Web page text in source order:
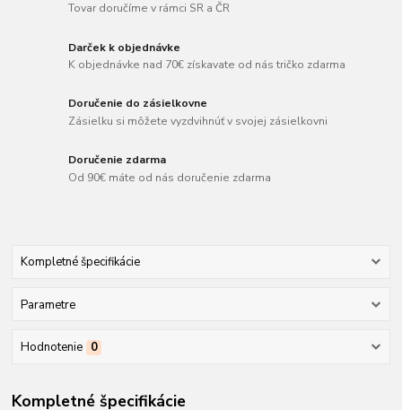
Tovar doručíme v rámci SR a ČR
Darček k objednávke
K objednávke nad 70€ získavate od nás tričko zdarma
Doručenie do zásielkovne
Zásielku si môžete vyzdvihnúť v svojej zásielkovni
Doručenie zdarma
Od 90€ máte od nás doručenie zdarma
Kompletné špecifikácie
Parametre
Hodnotenie 0
Kompletné špecifikácie